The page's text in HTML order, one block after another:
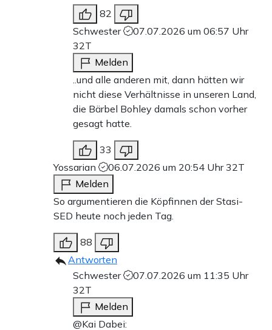
82
Schwester
07.07.2026 um 06:57 Uhr
32T
Melden
..und alle anderen mit, dann hätten wir
nicht diese Verhältnisse in unseren Land,
die Bärbel Bohley damals schon vorher
gesagt hatte.
33
Yossarian
06.07.2026 um 20:54 Uhr32T
Melden
So argumentieren die Köpfinnen der Stasi-
SED heute noch jeden Tag.
88
Antworten
Schwester
07.07.2026 um 11:35 Uhr
32T
Melden
@Kai Dabei: